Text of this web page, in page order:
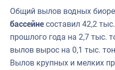
Общий вылов водных
бассейне составил 42,2
прошлого года на 2,7 тыс.
вылов вырос на 0,1 тыс.
Вылов крупных и мелких